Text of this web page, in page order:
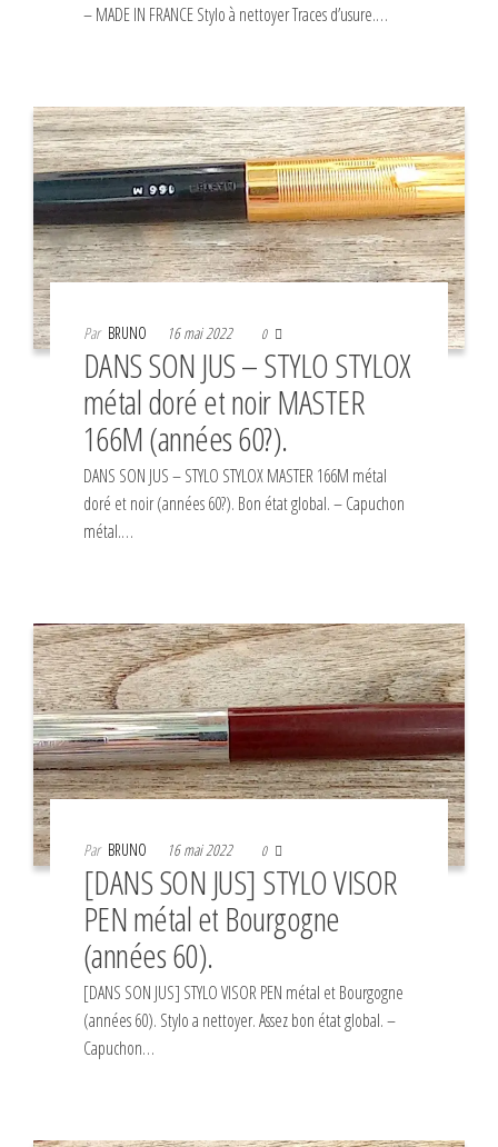
– MADE IN FRANCE Stylo à nettoyer Traces d’usure.…
Par BRUNO 16 mai 2022 0
DANS SON JUS – STYLO STYLOX
métal doré et noir MASTER
166M (années 60?).
DANS SON JUS – STYLO STYLOX MASTER 166M métal
doré et noir (années 60?). Bon état global. – Capuchon
métal.…
Par BRUNO 16 mai 2022 0
[DANS SON JUS] STYLO VISOR
PEN métal et Bourgogne
(années 60).
[DANS SON JUS] STYLO VISOR PEN métal et Bourgogne
(années 60). Stylo a nettoyer. Assez bon état global. –
Capuchon…